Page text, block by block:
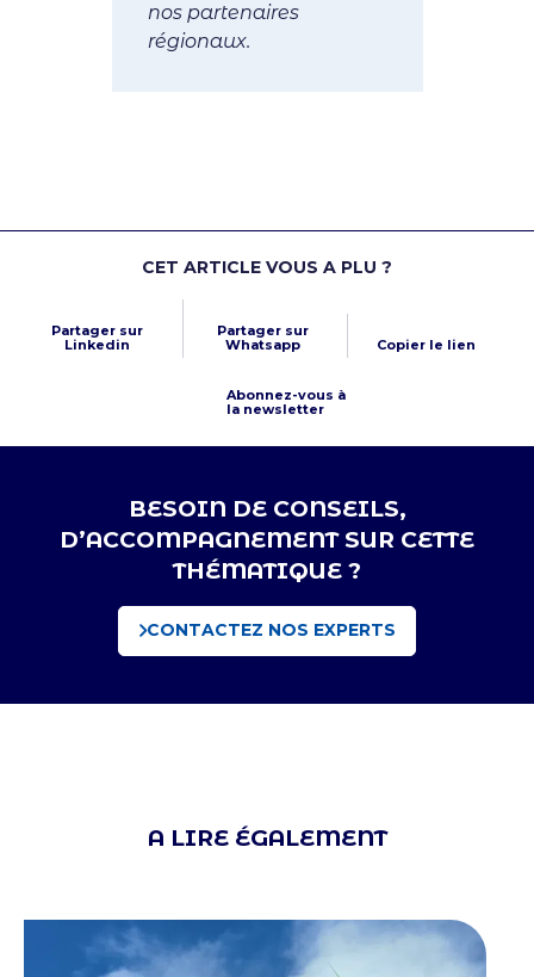
nos partenaires
régionaux.
CET ARTICLE VOUS A PLU ?
Partager sur
Linkedin
Partager sur
Whatsapp
Copier le lien
Abonnez-vous à
la newsletter
BESOIN DE CONSEILS,
D’ACCOMPAGNEMENT SUR CETTE
THÉMATIQUE ?
CONTACTEZ NOS EXPERTS
A LIRE ÉGALEMENT